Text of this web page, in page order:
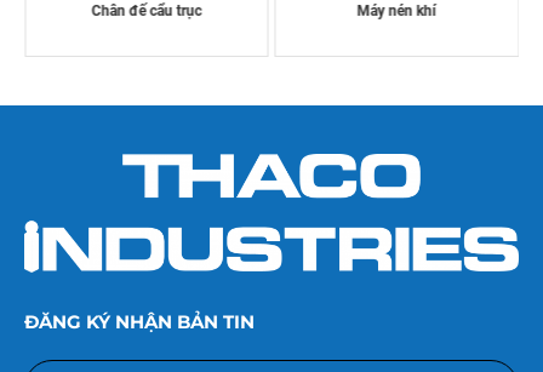
Chân đế cẩu trục Máy nén khí
ĐĂNG KÝ NHẬN BẢN TIN